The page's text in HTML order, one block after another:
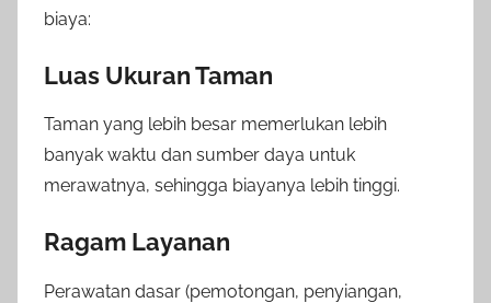
biaya:
Luas Ukuran Taman
Taman yang lebih besar memerlukan lebih
banyak waktu dan sumber daya untuk
merawatnya, sehingga biayanya lebih tinggi.
Ragam Layanan
Perawatan dasar (pemotongan, penyiangan,